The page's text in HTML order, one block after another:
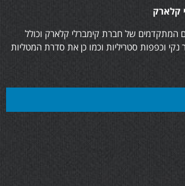
קלארק
המתקדמים של חברת קימברלי קלארק וכולל
נקי וכפפות סטריליות וכמו כן את סדרת המטליות